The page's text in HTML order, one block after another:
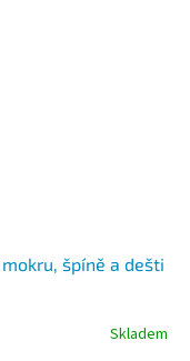
špíně a dešti
Skladem